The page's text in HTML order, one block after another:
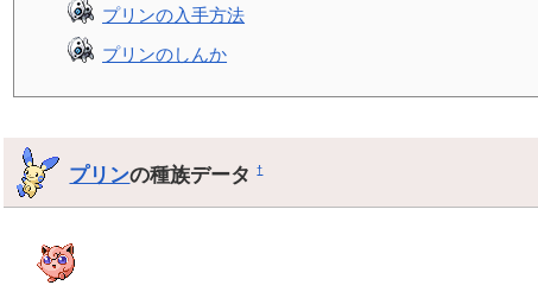
プリンの入手方法
プリンのしんか
プリンの種族データ†